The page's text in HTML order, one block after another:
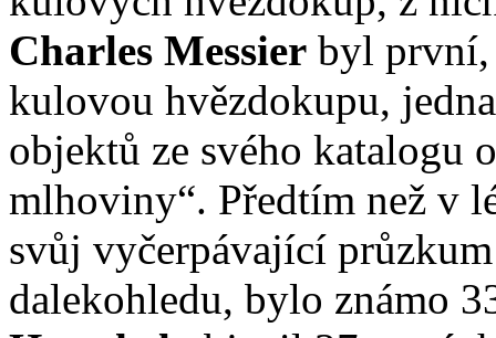
Charles Messier byl první,
kulovou hvězdokupu,
objektů ze svého katalogu
mlhoviny“. Předtím než v
svůj vyčerpávající
dalekohledu, bylo známo